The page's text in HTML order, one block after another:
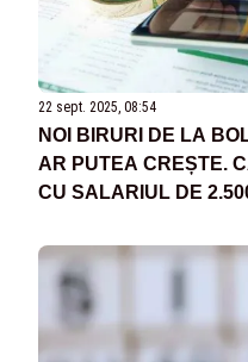
22 sept. 2025, 08:54
NOI BIRURI DE LA
AR PUTEA CREȘTE.
CU SALARIUL DE